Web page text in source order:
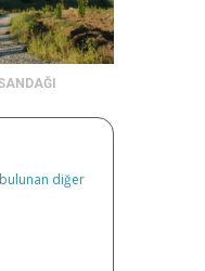
diğer